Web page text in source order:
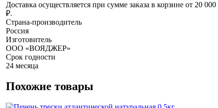
Доставка осуществляется при сумме заказа в корзине от 20 000
₽.
Страна-производитель
Россия
Изготовитель
ООО «ВОЯДЖЕР»
Срок годности
24 месяца
Похожие товары